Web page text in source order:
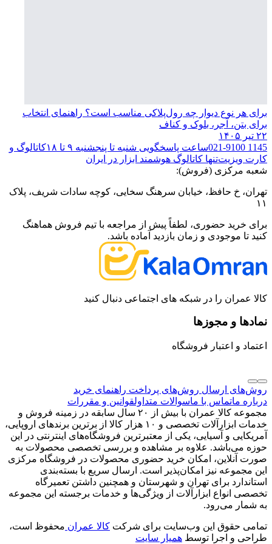
برای هر نوع دیوار چه رول‌پلاکی مناسب است؟ راهنمای انتخاب
برای بتن، آجر، بلوک و کناف
۲۲ تیر ۱۴۰۵
021-9100 1145ساعت پاسخگویی شنبه تا پنجشنبه ۹ تا ۱۸
کاتالوگ و
کارت ویزیتتنها کاتالوگ هوشمند ابزار در ایران
شعبه مرکزی (فروش):
تهران، خ حافظ، خیابان سرهنگ سخایی، کوچه سادات شریف، پلاک
۱۱
برای خرید حضوری، لطفاً پیش از مراجعه با تیم فروش هماهنگ
کنید تا موجودی و زمان بازدید آماده باشد.
کالا عمران را در شبکه های اجتماعی دنبال کنید
نمادها و مجوزها
اعتماد و اعتبار فروشگاه
روش‌های ارسال روش‌های پرداخت راهنمای خرید
درباره ماتماس با ماسوالات متداولقوانین و مقررات
مجموعه کالا عمران با بیش از ۲۰ سال سابقه در زمینه فروش و
خدمات ابزارآلات تخصصی و ۱۰ هزار کالا از برترین برندهای اروپایی،
آمریکایی و آسیایی، یکی از معتبرترین فروشگاه‌های اینترنتی در این
حوزه می‌باشد. علاوه بر مشاهده و بررسی تخصصی محصولات به
صورت آنلاین، امکان خرید حضوری محصولات در فروشگاه مرکزی
این مجموعه نیز امکان‌پذیر است. ارسال سریع با بسته‌بندی
استاندارد برای تهران و شهرستان و همچنین داشتن تعمیرگاه
تخصصی انواع ابزارآلات از ویژگی‌ها و خدمات برجسته این مجموعه
به شمار می‌رود.
تمامی حقوق این وب‌سایت برای شرکت کالا عمران محفوظ است،
طراحی و اجرا توسط همیار سایت